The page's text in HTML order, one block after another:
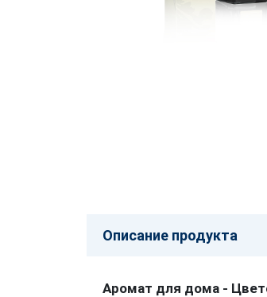
Описание продукта
Аромат для дома -